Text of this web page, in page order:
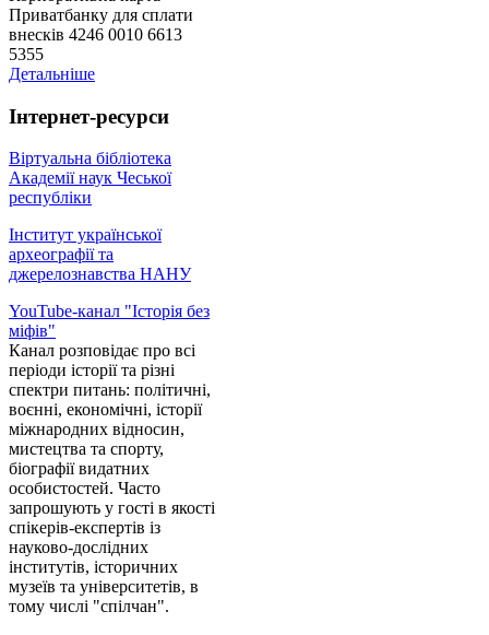
Приватбанку для сплати
внесків 4246 0010 6613
5355
Детальніше
Інтернет-ресурси
Віртуальна бібліотека
Академії наук Чеської
республіки
Інститут української
археографії та
джерелознавства НАНУ
YouTube-канал "Історія без
міфів"
Канал розповідає про всі
періоди історії та різні
спектри питань: політичні,
воєнні, економічні, історії
міжнародних відносин,
мистецтва та спорту,
біографії видатних
особистостей. Часто
запрошують у гості в якості
спікерів-експертів із
науково-дослідних
інститутів, історичних
музеїв та університетів, в
тому числі "спілчан".